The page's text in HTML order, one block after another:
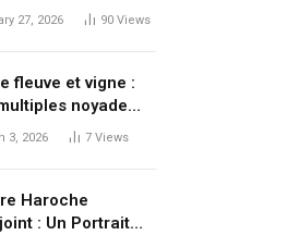
est son destin
27, 2026 90 Views
fleuve et vigne :
noyade
3, 2026 7 Views
Haroche
: Un Portrait